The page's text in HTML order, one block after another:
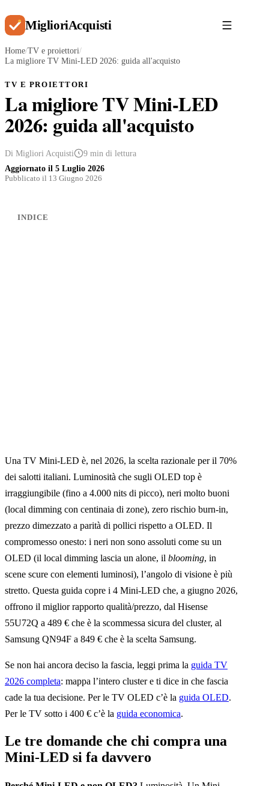
MiglioriAcquisti
Home/TV e proiettori/
La migliore TV Mini-LED 2026: guida all'acquisto
TV E PROIETTORI
La migliore TV Mini-LED
2026: guida all'acquisto
Di Migliori Acquisti
9 min di lettura
Aggiornato il 5 Luglio 2026
Pubblicato il 13 Giugno 2026
Una TV Mini-LED è, nel 2026, la scelta razionale per il 70%
dei salotti italiani. Luminosità che sugli OLED top è
irraggiungibile (fino a 4.000 nits di picco), neri molto buoni
(local dimming con centinaia di zone), zero rischio burn-in,
prezzo dimezzato a parità di pollici rispetto a OLED. Il
compromesso onesto: i neri non sono assoluti come su un
OLED (il local dimming lascia un alone, il blooming, in
scene scure con elementi luminosi), l’angolo di visione è più
stretto. Questa guida copre i 4 Mini-LED che, a giugno 2026,
offrono il miglior rapporto qualità/prezzo, dal Hisense
55U72Q a 489 € che è la scommessa sicura del cluster, al
Samsung QN94F a 849 € che è la scelta Samsung.
Se non hai ancora deciso la fascia, leggi prima la guida TV
2026 completa: mappa l’intero cluster e ti dice in che fascia
cade la tua decisione. Per le TV OLED c’è la guida OLED.
Per le TV sotto i 400 € c’è la guida economica.
Le tre domande che chi compra una
Mini-LED si fa davvero
INDICE